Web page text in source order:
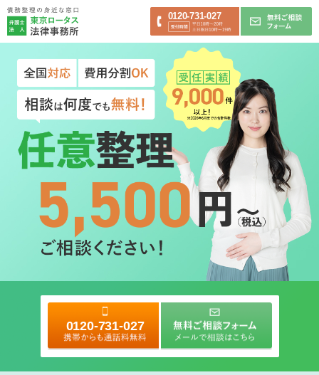
0120-731-027
0120-731-027